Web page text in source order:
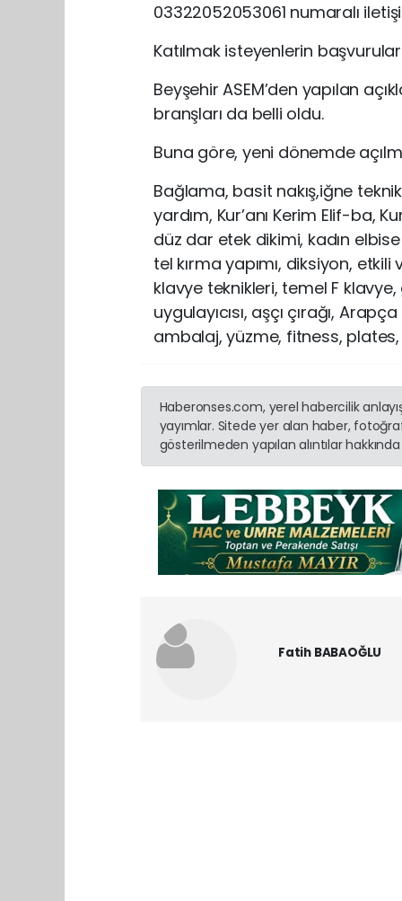
03322052053061 numaralı
Katılmak isteyenlerin
Beyşehir ASEM’den yapılan
branşları da belli oldu.
Buna göre, yeni dönemde
Bağlama, basit nakış,iğne
yardım, Kur’anı Kerim Elif-ba,
düz dar etek dikimi, kadın
tel kırma yapımı, diksiyon,
klavye teknikleri, temel F
uygulayıcısı, aşçı çırağı,
ambalaj, yüzme, fitness,
Haberonses.com, yerel habercilik
yayımlar. Sitede yer alan haber,
gösterilmeden yapılan alıntılar
Fatih BABAOĞLU